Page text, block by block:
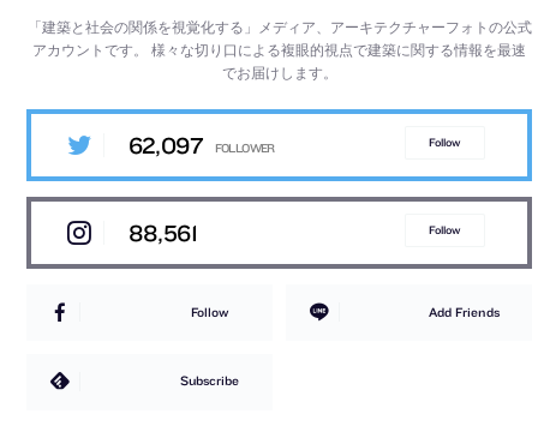
「建築と社会の関係を視覚化する」メディア、アーキテクチャーフォトの公式
アカウントです。様々な切り口による複眼的視点で建築に関する情報を最速
でお届けします。
62,097 Follow
88,561 Follow
Follow Add Friends
Subscribe